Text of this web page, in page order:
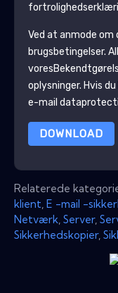
Ved at anmode om
brugsbetingelser.
vores
oplysninger. Hvis
e-mail
DOWNLOAD
Relaterede
klient E -mail -
Netværk Server,
Sikkerhedskopier,